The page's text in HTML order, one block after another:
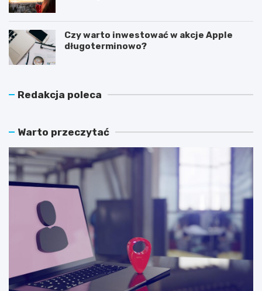
Czy warto inwestować w akcje Apple
długoterminowo?
Redakcja poleca
Warto przeczytać